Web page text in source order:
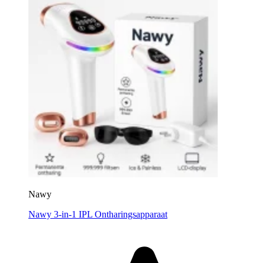
Nawy
Nawy 3-in-1 IPL Ontharingsapparaat